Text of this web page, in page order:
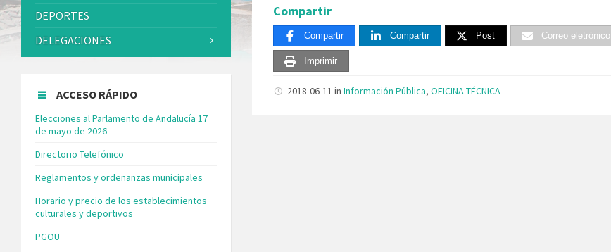
Compartir
Compartir Compartir Post Correo eletrónico
Imprimir
2018-06-11inInformación Pública,OFICINA TÉCNICA
DEPORTES
DELEGACIONES
ACCESO RÁPIDO
Elecciones al Parlamento de Andalucía 17
de mayo de 2026
Directorio Telefónico
Reglamentos y ordenanzas municipales
Horario y precio de los establecimientos
culturales y deportivos
PGOU